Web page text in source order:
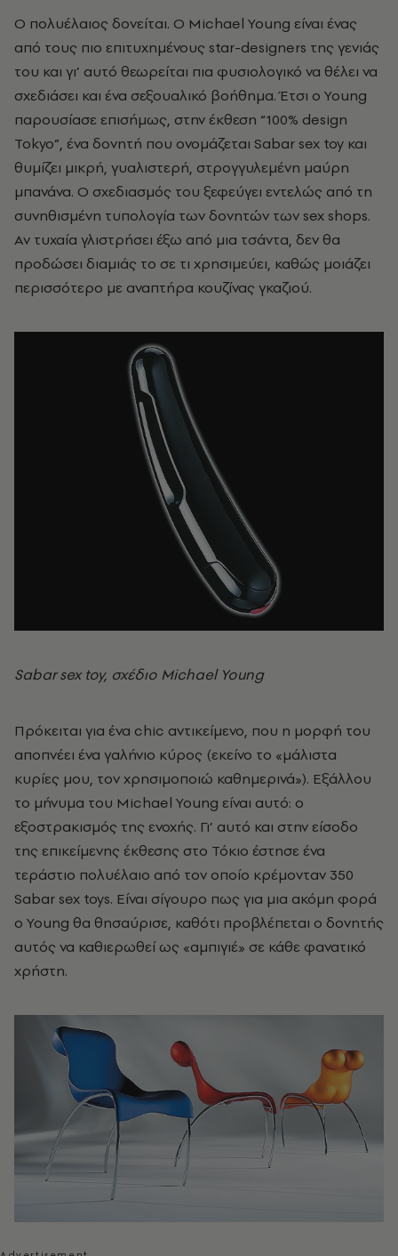
Ο πολυέλαιος δονείται. Ο Michael Young είναι ένας
από τους πιο επιτυχημένους star-designers της γενιάς
του και γι’ αυτό θεωρείται πια φυσιολογικό να θέλει να
σχεδιάσει και ένα σεξουαλικό βοήθημα. Έτσι ο Young
παρουσίασε επισήμως, στην έκθεση “100% design
Tokyo”, ένα δονητή που ονομάζεται Sabar sex toy και
θυμίζει μικρή, γυαλιστερή, στρογγυλεμένη μαύρη
μπανάνα. Ο σχεδιασμός του ξεφεύγει εντελώς από τη
συνηθισμένη τυπολογία των δονητών των sex shops.
Αν τυχαία γλιστρήσει έξω από μια τσάντα, δεν θα
προδώσει διαμιάς το σε τι χρησιμεύει, καθώς μοιάζει
περισσότερο με αναπτήρα κουζίνας γκαζιού.
Sabar sex toy, σχέδιο Michael Young
Πρόκειται για ένα chic αντικείμενο, που η μορφή του
αποπνέει ένα γαλήνιο κύρος (εκείνο το «μάλιστα
κυρίες μου, τον χρησιμοποιώ καθημερινά»). Εξάλλου
το μήνυμα του Michael Young είναι αυτό: ο
εξοστρακισμός της ενοχής. Γι’ αυτό και στην είσοδο
της επικείμενης έκθεσης στο Τόκιο έστησε ένα
τεράστιο πολυέλαιο από τον οποίο κρέμονταν 350
Sabar sex toys. Είναι σίγουρο πως για μια ακόμη φορά
ο Young θα θησαύρισε, καθότι προβλέπεται ο δονητής
αυτός να καθιερωθεί ως «αμπιγιέ» σε κάθε φανατικό
χρήστη.